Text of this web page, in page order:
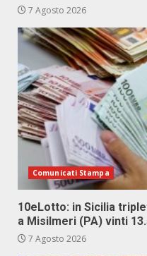
7 Agosto 2026
Comunicati Stampa
10eLotto: in Sicilia
a Misilmeri (PA) vinti
7 Agosto 2026